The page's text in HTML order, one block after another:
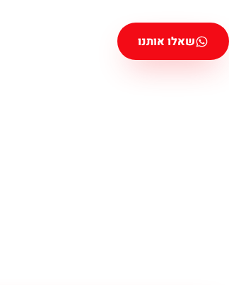
שאלו אותנו